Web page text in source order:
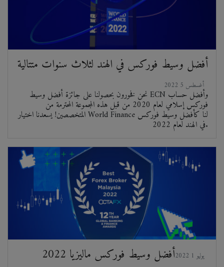
أفضل وسيط فوركس في الهند لثلاث سنوات متتالية
نحن فخورون بحصولنا على جائزة أفضل وسيط ECN وأفضل حساب
فوركس إسلامي لعام 2020 من قبل هذه المجموعة المحترمة من
المتخصصين! يسعدنا اختيار World Finance لنا كأفضل وسيط فوركس
في الهند لعام 2022.
أفضل وسيط فوركس ماليزيا 2022 2022 يوليو 1